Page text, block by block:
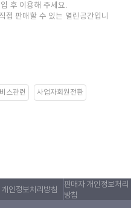
후 이용해 주세요.
접 판매할 수 있는 열린공간입니
스관련 사업자회원전환
개인정보처리방침
판매자 개인정보처리
방침